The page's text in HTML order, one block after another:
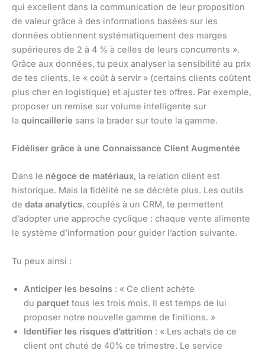
qui excellent dans la communication de leur proposition
de valeur grâce à des informations basées sur les
données obtiennent systématiquement des marges
supérieures de 2 à 4 % à celles de leurs concurrents ».
Grâce aux données, tu peux analyser la sensibilité au prix
de tes clients, le « coût à servir » (certains clients coûtent
plus cher en logistique) et ajuster tes offres. Par exemple,
proposer un remise sur volume intelligente sur
la quincaillerie sans la brader sur toute la gamme.
Fidéliser grâce à une Connaissance Client Augmentée
Dans le négoce de matériaux, la relation client est
historique. Mais la fidélité ne se décrète plus. Les outils
de data analytics, couplés à un CRM, te permettent
d’adopter une approche cyclique : chaque vente alimente
le système d’information pour guider l’action suivante.
Tu peux ainsi :
Anticiper les besoins : « Ce client achète
du parquet tous les trois mois. Il est temps de lui
proposer notre nouvelle gamme de finitions. »
Identifier les risques d’attrition : « Les achats de ce
client ont chuté de 40% ce trimestre. Le service